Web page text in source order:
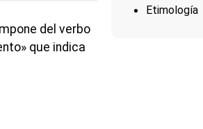
Etimología
del verbo
que indica